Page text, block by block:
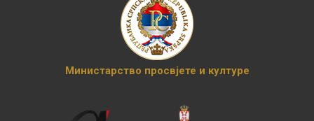
Министарство просвјете и културе